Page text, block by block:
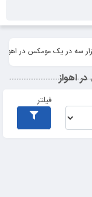
سه در یک مومکس در اهواز
اهواز
فیلتر